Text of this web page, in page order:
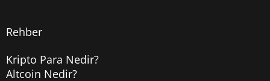
Rehber
Kripto Para Nedir?
Altcoin Nedir?